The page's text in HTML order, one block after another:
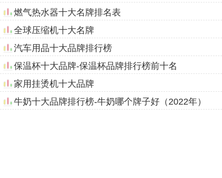
燃气热水器十大名牌排名表
全球压缩机十大名牌
汽车用品十大品牌排行榜
保温杯十大品牌-保温杯品牌排行榜前十名
家用挂烫机十大品牌
牛奶十大品牌排行榜-牛奶哪个牌子好（2022年）